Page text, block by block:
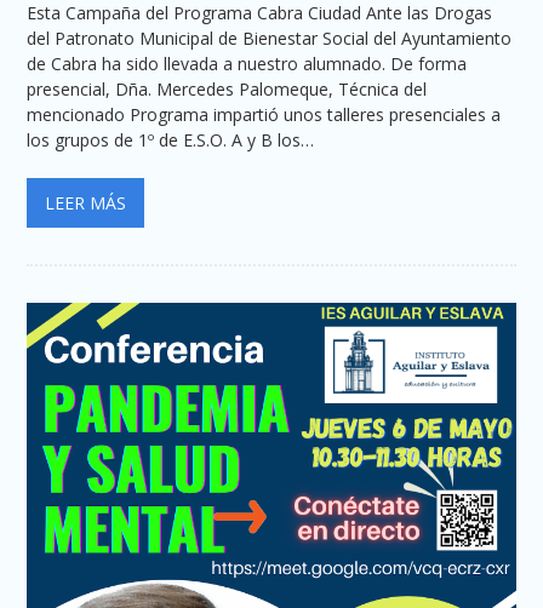
Esta Campaña del Programa Cabra Ciudad Ante las Drogas
del Patronato Municipal de Bienestar Social del Ayuntamiento
de Cabra ha sido llevada a nuestro alumnado. De forma
presencial, Dña. Mercedes Palomeque, Técnica del
mencionado Programa impartió unos talleres presenciales a
los grupos de 1º de E.S.O. A y B los…
LEER MÁS